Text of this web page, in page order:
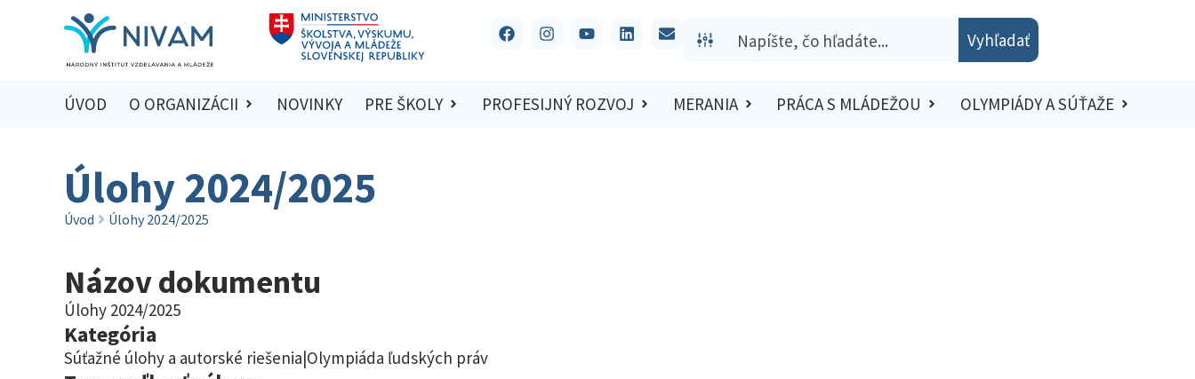
Vyhľadať
ÚVOD O ORGANIZÁCII NOVINKY PRE ŠKOLY PROFESIJNÝ ROZVOJ MERANIA PRÁCA S MLÁDEŽOU OLYMPIÁDY A SÚŤAŽE
Úlohy 2024/2025
Úvod Úlohy 2024/2025
Názov dokumentu
Úlohy 2024/2025
Kategória
Súťažné úlohy a autorské riešenia|Olympiáda ľudských práv